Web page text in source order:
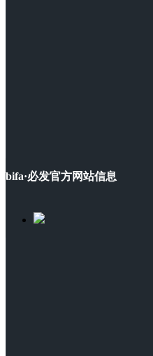
bifa·必发官方网站信息